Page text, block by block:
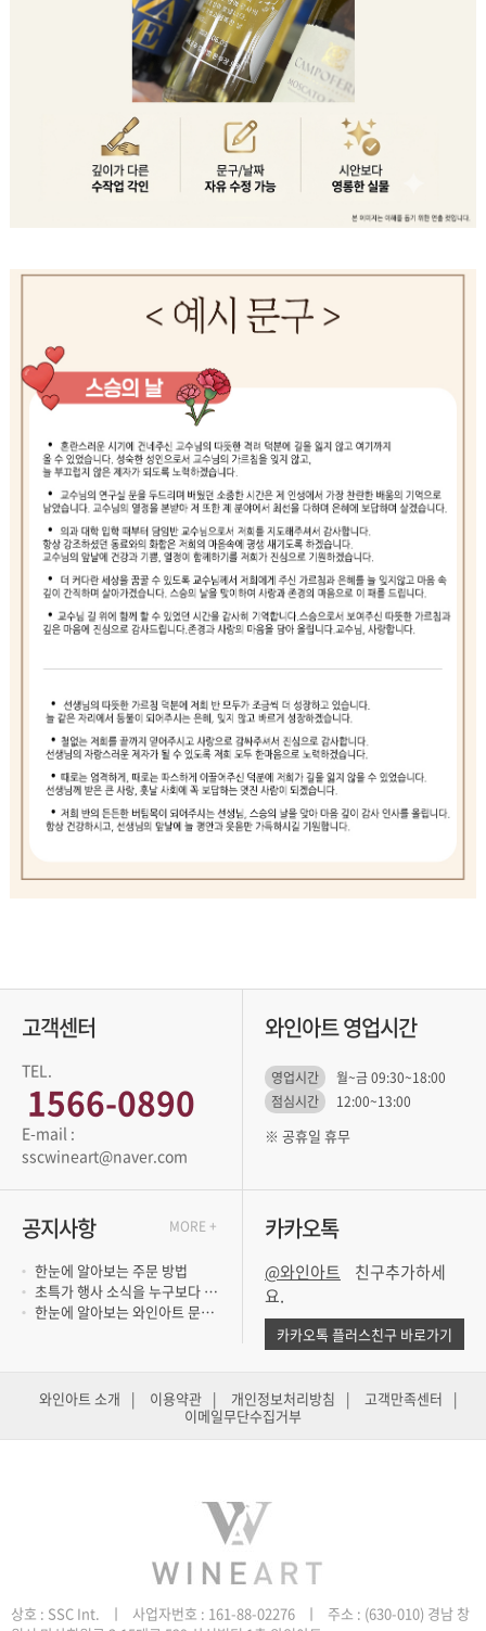
고객센터
TEL.
1566-0890
sscwineart@naver.com
와인아트 영업시간
영업시간
월~금 09:30~18:00
점심시간
12:00~13:00
※ 공휴일 휴무
공지사항
한눈에 알아보는 주문 방법
초특가 행사 소식을 누구보다 빨리 듣고 싶..
한눈에 알아보는 와인아트 문의 방법
MORE + 카카오톡
@와인아트
요.
카카오톡 플러스친구 바로가기
와인아트 소개 | 이용약관 | 개인정보처리방침 | 고객만족센터
|
이메일무단수집거부